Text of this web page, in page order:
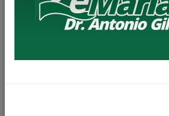
de Proteção contra Descargas
nova rede de proteçãoe a